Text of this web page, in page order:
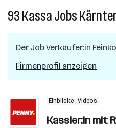
93KassaJobs
Der JobVerkäufer:in
Firmenprofil anzeigen
Einblicke Videos
Kassier:in mit